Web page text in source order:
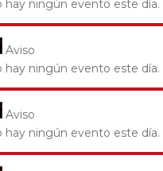
hay ningún evento este día.
Aviso
hay ningún evento este día.
Aviso
hay ningún evento este día.